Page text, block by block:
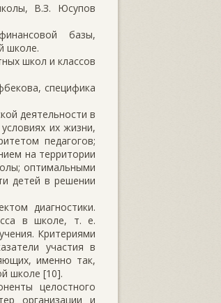
В.З. Юсупов
базы,
школе.
школ и классов
специфика
деятельности в
их жизни,
педагогов;
на территории
оптимальными
детей в решении
диагностики.
в школе, т. е.
Критериями
участия в
именно так,
школе [10].
целостного
организации и